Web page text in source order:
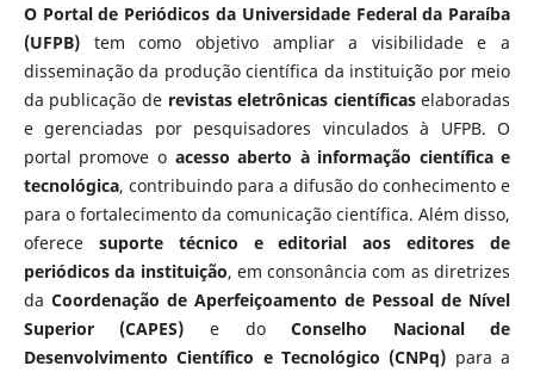
O Portal de Periódicos da Universidade Federal da Paraíba
(UFPB)tem como objetivo ampliar a visibilidade e a
disseminação da produção científica da instituição por meio
da publicação de revistas eletrônicas científicaselaboradas
e gerenciadas por pesquisadores vinculados à UFPB. O
portal promove o acesso aberto à informação científica e
tecnológica, contribuindo para a difusão do conhecimento e
para o fortalecimento da comunicação científica. Além disso,
oferece suporte técnico e editorial aos editores de
periódicos da instituição, em consonância com as diretrizes
da Coordenação de Aperfeiçoamento de Pessoal de Nível
Superior (CAPES) e doConselho Nacional de
Desenvolvimento Científico e Tecnológico (CNPq) para a